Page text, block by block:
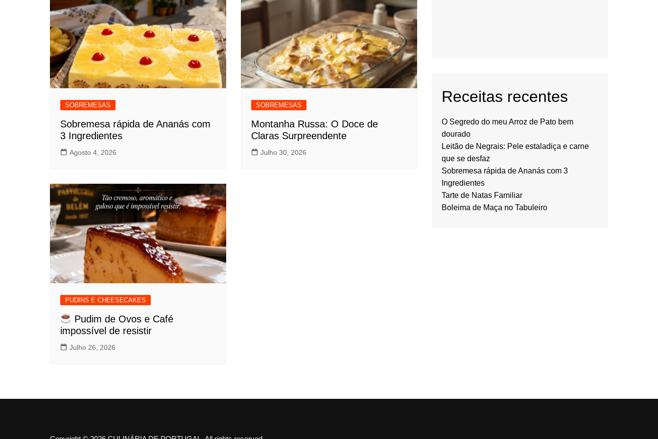
SOBREMESAS
Sobremesa rápida de Ananás com
3 Ingredientes
Agosto 4, 2026
SOBREMESAS
Montanha Russa: O Doce de
Claras Surpreendente
Julho 30, 2026
PUDINS E CHEESECAKES
Pudim de Ovos e Café
impossível de resistir
Julho 26, 2026
Receitas recentes
O Segredo do meu Arroz de Pato bem
dourado
Leitão de Negrais: Pele estaladiça e carne
que se desfaz
Sobremesa rápida de Ananás com 3
Ingredientes
Tarte de Natas Familiar
Boleima de Maça no Tabuleiro